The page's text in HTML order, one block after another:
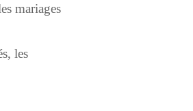
mariages
les